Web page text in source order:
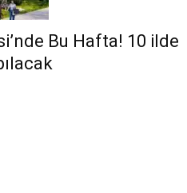
Bu Hafta! 10 ilde